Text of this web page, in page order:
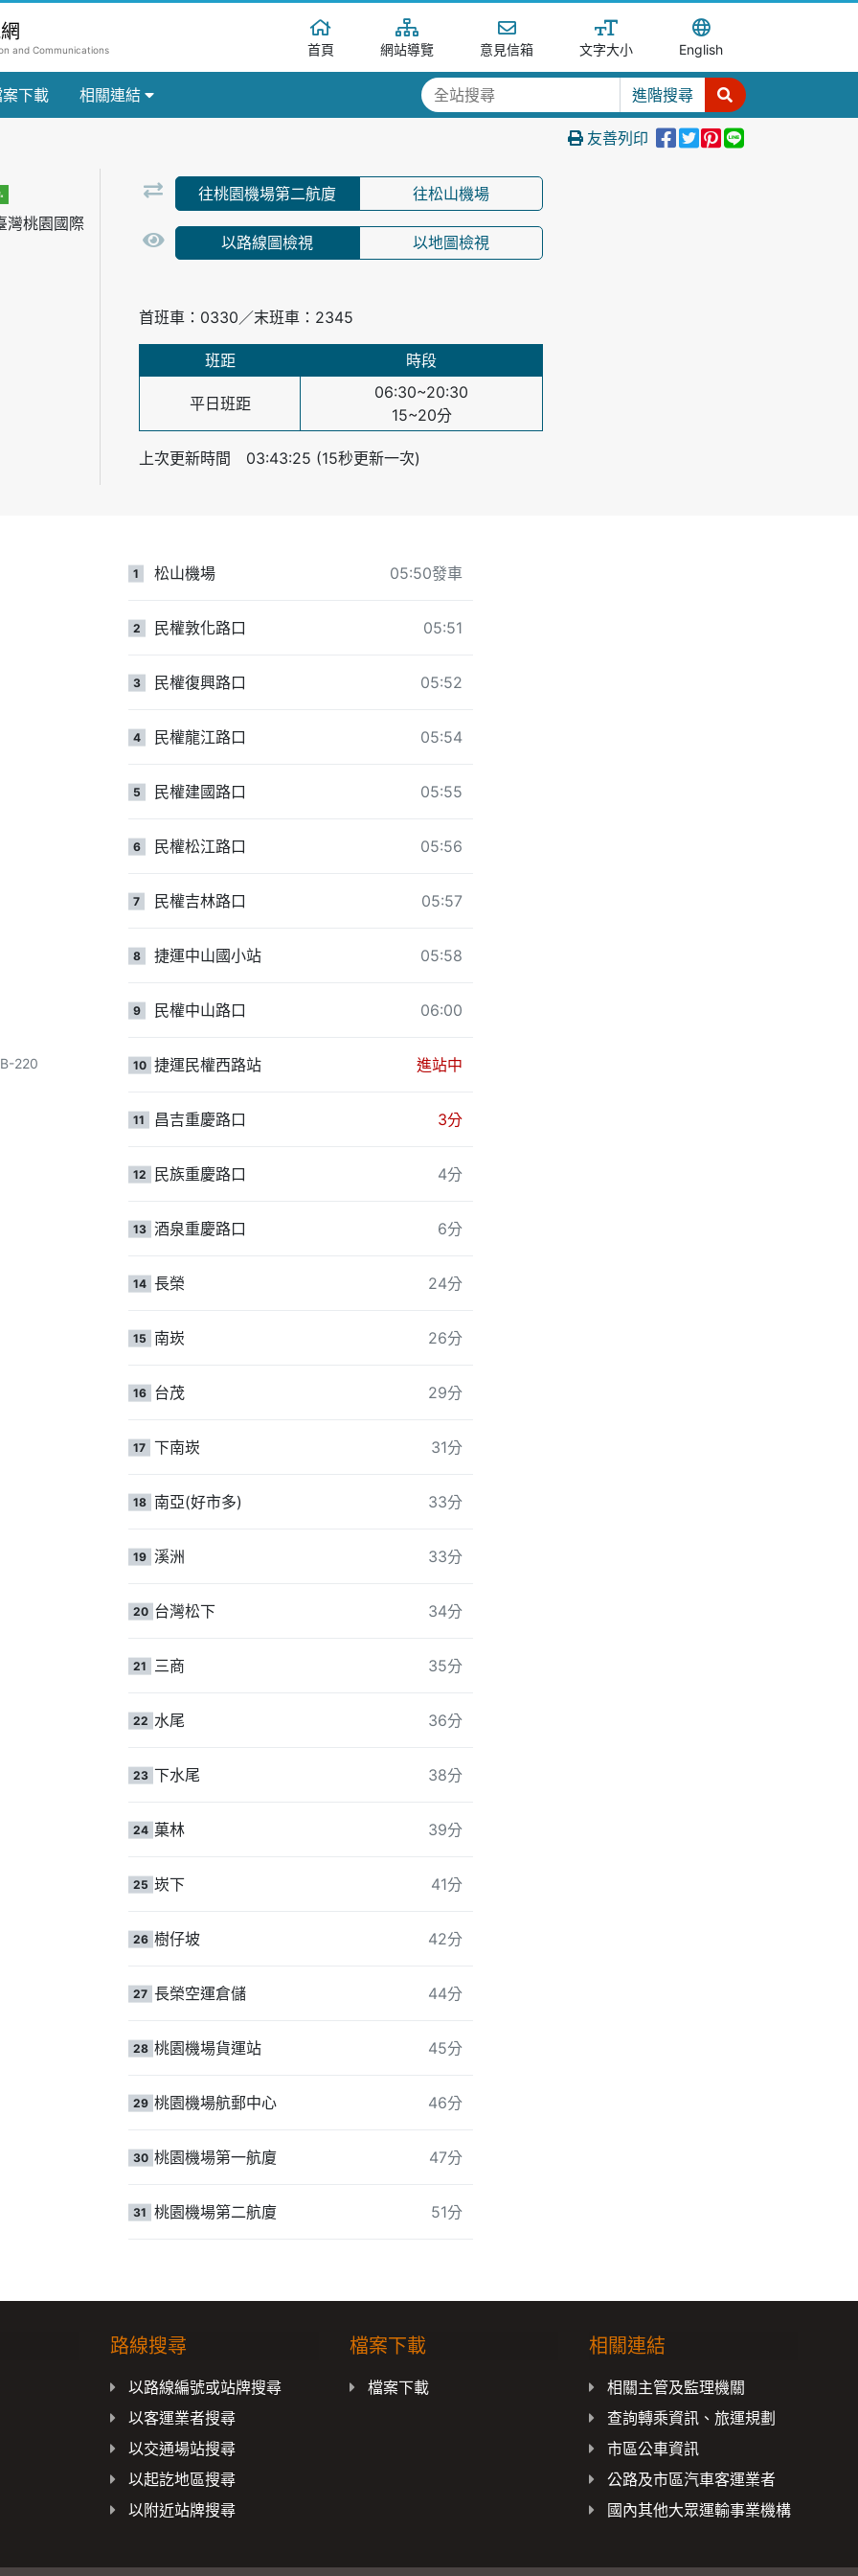
and Communications 首頁 網站導覽 意見信箱 文字大小 English
下載 相關連結 進階搜尋
友善列印 分享到Facebook
分享至Tweet
分享至
分享至Line
桃園國際
往桃園機場第二航廈 往松山機場
以路線圖檢視 以地圖檢視
首班車：0330／末班車：2345
班距 時段
平日班距
06:30~20:30
15~20分
上次更新時間 03:43:25 (15秒更新一次)
1 松山機場 05:50發車
2 民權敦化路口 05:51
3 民權復興路口 05:52
4 民權龍江路口 05:54
5 民權建國路口 05:55
6 民權松江路口 05:56
7 民權吉林路口 05:57
8 捷運中山國小站 05:58
9 民權中山路口 06:00
10 捷運民權西路站 進站中
220
11 昌吉重慶路口 3分
12 民族重慶路口 4分
13 酒泉重慶路口 6分
14 長榮 24分
15 南崁 26分
16 台茂 29分
17 下南崁 31分
18 南亞(好市多) 33分
19 溪洲 33分
20 台灣松下 34分
21 三商 35分
22 水尾 36分
23 下水尾 38分
24 菓林 39分
25 崁下 41分
26 樹仔坡 42分
27 長榮空運倉儲 44分
28 桃園機場貨運站 45分
29 桃園機場航郵中心 46分
30 桃園機場第一航廈 47分
31 桃園機場第二航廈 51分
路線搜尋
以路線編號或站牌搜尋
以客運業者搜尋
以交通場站搜尋
以起訖地區搜尋
以附近站牌搜尋
檔案下載
檔案下載
相關連結
相關主管及監理機關
查詢轉乘資訊、旅運規劃
市區公車資訊
公路及市區汽車客運業者
國內其他大眾運輸事業機構